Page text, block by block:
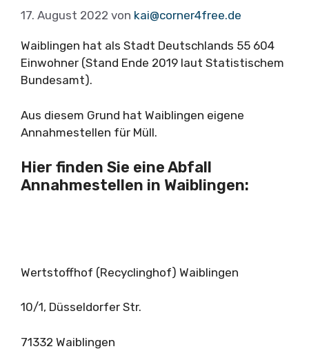
17. August 2022 von kai@corner4free.de
Waiblingen hat als Stadt Deutschlands 55 604
Einwohner (Stand Ende 2019 laut Statistischem
Bundesamt).
Aus diesem Grund hat Waiblingen eigene
Annahmestellen für Müll.
Hier finden Sie eine Abfall
Annahmestellen in Waiblingen:
Wertstoffhof (Recyclinghof) Waiblingen
10/1, Düsseldorfer Str.
71332 Waiblingen